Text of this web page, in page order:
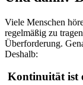
Viele Menschen
regelmäßig zu
Überforderung.
Deshalb:
Kontinuität ist